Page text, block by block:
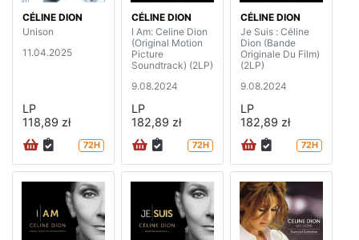
CÉLINE DION
Unison
11.04.2025
LP
118,89 zł
72H
CÉLINE DION
I Am: Celine Dion
(Original Motion
Picture
Soundtrack) (2LP)
9.08.2024
LP
182,89 zł
72H
CÉLINE DION
Je Suis : Céline
Dion (Bande
Originale Du Film)
(2LP)
9.08.2024
LP
182,89 zł
72H